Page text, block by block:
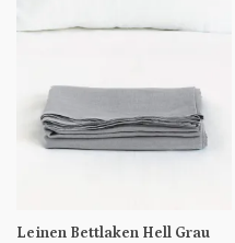
Leinen Bettlaken Hell Grau